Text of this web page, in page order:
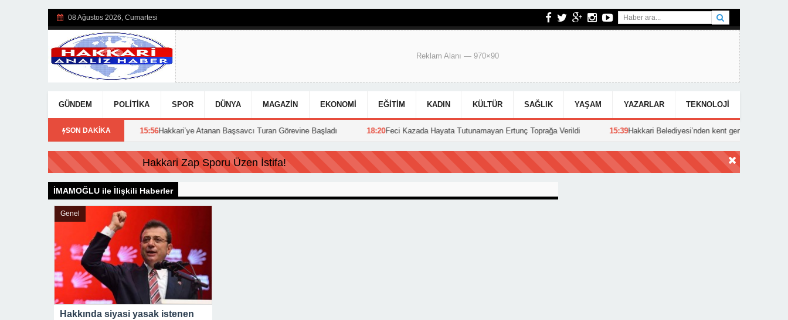
08 Ağustos 2026, Cumartesi
Reklam Alanı — 970×90
GÜNDEM POLITIKA SPOR DÜNYA MAGAZIN EKONOMI EĞITIM KADIN KÜLTÜR SAĞLIK YAŞAM YAZARLAR TEKNOLOJI
SON DAKİKA
YKS sonuçları açıklandı! 15:56Hakkari’ye Atanan Başsavcı Turan Görevine Başladı 18:20Feci Kazada Hayata Tutunamayan Ertunç Toprağa Verildi 15:39Hakkari Belediyesi’nden kent genelinde yoğun
FLAŞ HABER: Hakkari Zap Sporu Üzen İstifa!
İMAMOĞLU ile İlişkili Haberler
Genel
Hakkında siyasi yasak istenen